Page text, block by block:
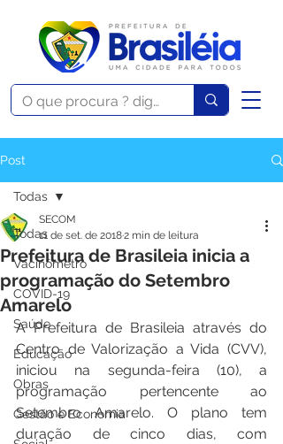
Post
Todas
Vacinômetro
COVID-19
Saúde
Educação
Obras
Gestão e Economia
Todas
Prefeitura de Brasileia inicia a
programação do Setembro
Amarelo
SECOM
11 de set. de 20182 min de leitura
A Prefeitura de Brasileia através do
Centro de Valorização a Vida (CVV),
iniciou na segunda-feira (10), a
programação pertencente ao
Setembro Amarelo. O plano tem
duração de cinco dias, com